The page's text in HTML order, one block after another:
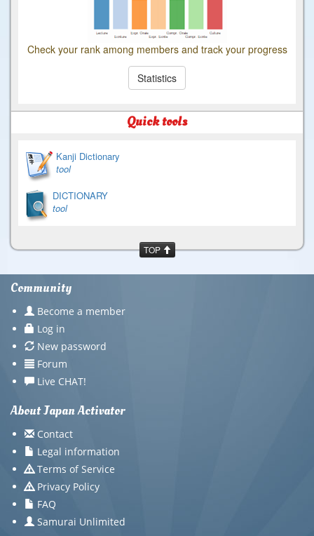
Check your rank among members and track your progress
Statistics
Quick tools
Kanji Dictionary
tool
DICTIONARY
tool
TOP
Community
Become a member
Log in
New password
Forum
Live CHAT!
About Japan Activator
Contact
Legal information
Terms of Service
Privacy Policy
FAQ
Samurai Unlimited